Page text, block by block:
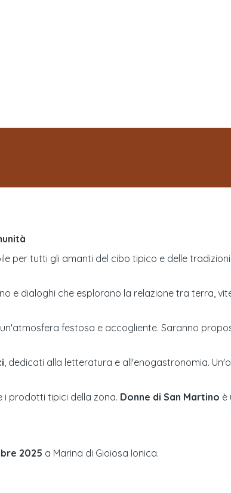
per tutti gli amanti del cibo tipico e delle
e dialoghi che esplorano la relazione tra terra,
festosa e accogliente. Saranno
, dedicati alla letteratura e all'enogastronomia.
i prodotti tipici della zona. Donne di San Martino è
2025 a Marina di Gioiosa Ionica.